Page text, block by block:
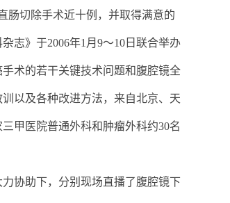
肠切除手术近十例，并取得满意的
志》于2006年1月9～10日联合举办
术的若干关键技术问题和腹腔镜全
以及各种改进方法，来自北京、天
甲医院普通外科和肿瘤外科约30名
协助下，分别现场直播了腹腔镜下